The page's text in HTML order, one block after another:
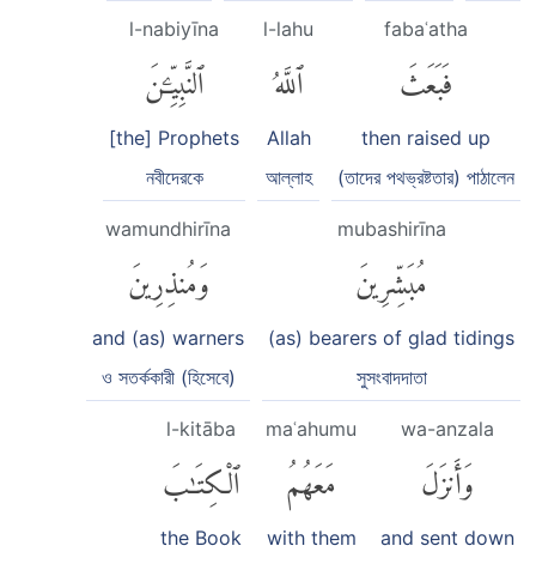
fabaʿatha
فَبَعَثَ
then raised up
(তাদের পথভ্রষ্টতার) পাঠালেন
l-lahu
ٱللَّهُ
Allah
আল্লাহ
l-nabiyīna
ٱلنَّبِيِّۦنَ
[the] Prophets
নবীদেরকে
mubashirīna
مُبَشِّرِينَ
(as) bearers of glad tidings
সুসংবাদদাতা
wamundhirīna
وَمُنذِرِينَ
and (as) warners
ও সতর্ককারী (হিসেবে)
wa-anzala
وَأَنزَلَ
and sent down
maʿahumu
مَعَهُمُ
with them
l-kitāba
ٱلْكِتَٰبَ
the Book